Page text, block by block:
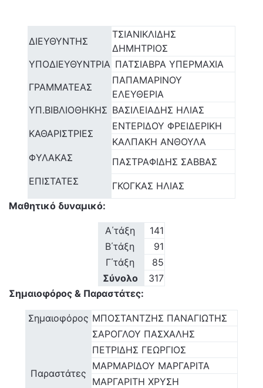
ΔΙΕΥΘΥΝΤΗΣ
ΤΣΙΑΝΙΚΛΙΔΗΣ
ΔΗΜΗΤΡΙΟΣ
ΥΠΟΔΙΕΥΘΥΝΤΡΙΑ ΠΑΤΣΙΑΒΡΑ ΥΠΕΡΜΑΧΙΑ
ΓΡΑΜΜΑΤΕΑΣ
ΠΑΠΑΜΑΡΙΝΟΥ
ΕΛΕΥΘΕΡΙΑ
ΥΠ.ΒΙΒΛΙΟΘΗΚΗΣ ΒΑΣΙΛΕΙΑΔΗΣ ΗΛΙΑΣ
ΚΑΘΑΡΙΣΤΡΙΕΣ
ΕΝΤΕΡΙΔΟΥ ΦΡΕΙΔΕΡΙΚΗ
ΚΑΛΠΑΚΗ ΑΝΘΟΥΛΑ
ΦΥΛΑΚΑΣ
ΕΠΙΣΤΑΤΕΣ
ΠΑΣΤΡΑΦΙΔΗΣ ΣΑΒΒΑΣ
ΓΚΟΓΚΑΣ ΗΛΙΑΣ
Μαθητικό δυναμικό:
Α΄τάξη
141
Β΄τάξη
91
Γ΄τάξη
85
Σύνολο
317
Σημαιοφόρος & Παραστάτες:
Σημαιοφόρος ΜΠΟΣΤΑΝΤΖΗΣ ΠΑΝΑΓΙΩΤΗΣ
Παραστάτες
ΣΑΡΟΓΛΟΥ ΠΑΣΧΑΛΗΣ
ΠΕΤΡΙΔΗΣ ΓΕΩΡΓΙΟΣ
ΜΑΡΜΑΡΙΔΟΥ ΜΑΡΓΑΡΙΤΑ
ΜΑΡΓΑΡΙΤΗ ΧΡΥΣΗ